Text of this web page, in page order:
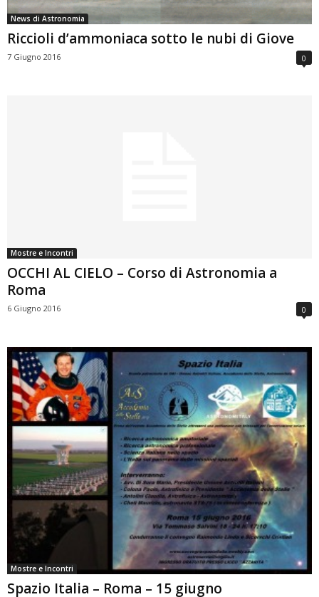
News di Astronomia
Riccioli d’ammoniaca sotto le nubi di Giove
7 Giugno 2016 0
Mostre e Incontri
OCCHI AL CIELO – Corso di Astronomia a
Roma
6 Giugno 2016 0
Mostre e Incontri
Spazio Italia – Roma – 15 giugno